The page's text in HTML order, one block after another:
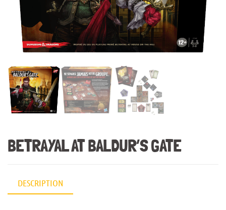
BETRAYAL AT BALDUR’S GATE
DESCRIPTION